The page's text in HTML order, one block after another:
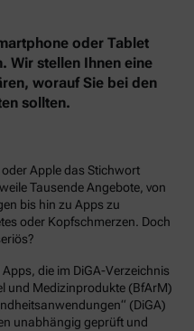
oder Tablet
Wir stellen Ihnen eine
worauf Sie bei den
sollten.
Apple das Stichwort
Tausende Angebote, von
bis hin zu Apps zu
oder Kopfschmerzen. Doch
die im DiGA-Verzeichnis
und Medizinprodukte (BfArM)
(DiGA)
unabhängig geprüft und